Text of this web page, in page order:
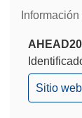
(se
abrirá
Sitio